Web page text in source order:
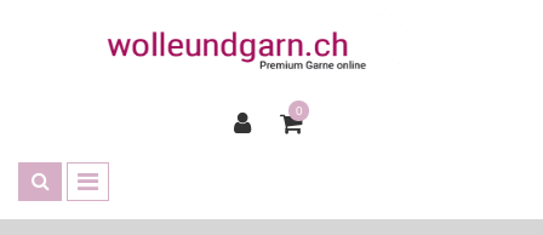
0